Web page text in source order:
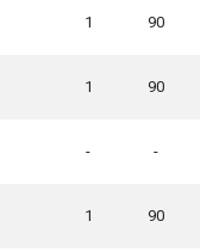
1 90
1 90
- -
1 90